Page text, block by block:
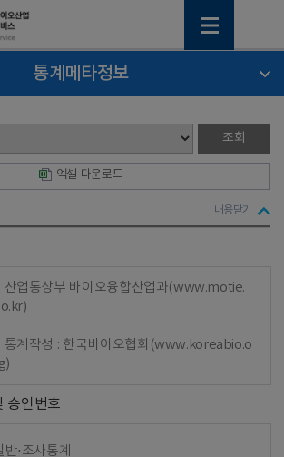
통계메타정보
엑셀 다운로드
내용닫기
산업통상부 바이오융합산업과(www.motie.
통계작성 : 한국바이오협회(www.koreabio.o
승인번호
반⋅조사통계